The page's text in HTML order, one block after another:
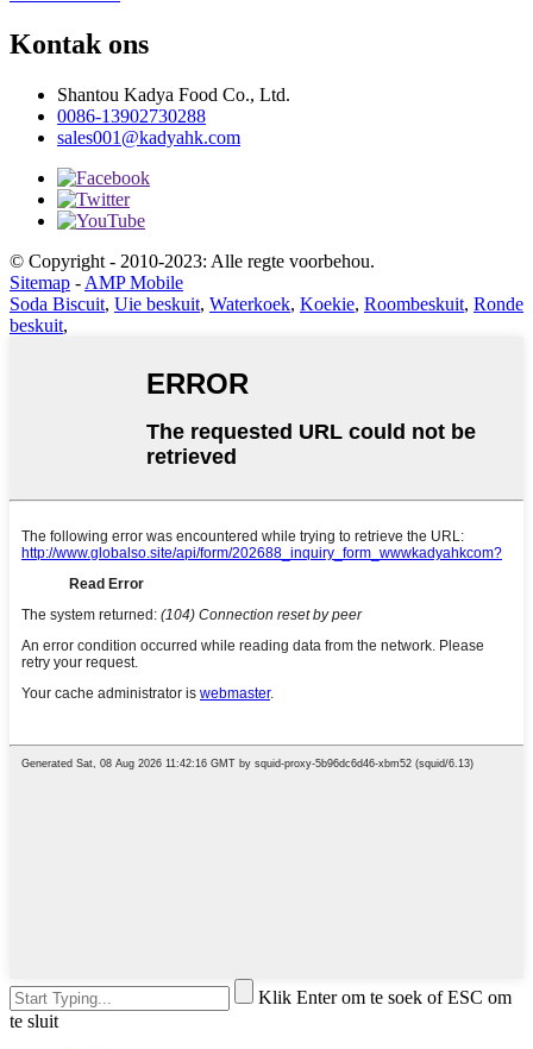
Kontak ons
Shantou Kadya Food Co., Ltd.
0086-13902730288
sales001@kadyahk.com
© Copyright - 2010-2023: Alle regte voorbehou.
Sitemap - AMP Mobile
Soda Biscuit, Uie beskuit, Waterkoek, Koekie, Roombeskuit, Ronde
beskuit,
Klik Enter om te soek of ESC om
te sluit